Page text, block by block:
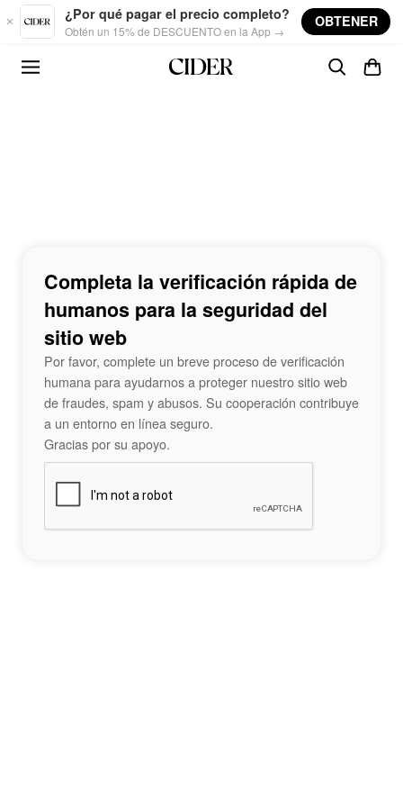
Skip to main content
¿Por qué pagar el precio completo?
Obtén un 15% de DESCUENTO en la App →
OBTENER
Completa la verificación rápida de
humanos para la seguridad del
sitio web
Por favor, complete un breve proceso de verificación
humana para ayudarnos a proteger nuestro sitio web
de fraudes, spam y abusos. Su cooperación contribuye
a un entorno en línea seguro.
Gracias por su apoyo.